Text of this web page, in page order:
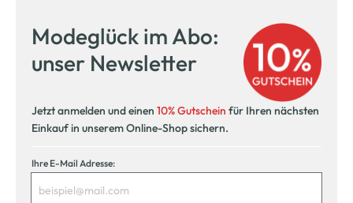
Modeglück im Abo:
unser Newsletter
Jetzt anmelden und einen 10% Gutschein für Ihren nächsten
Einkauf in unserem Online-Shop sichern.
Ihre E-Mail Adresse: